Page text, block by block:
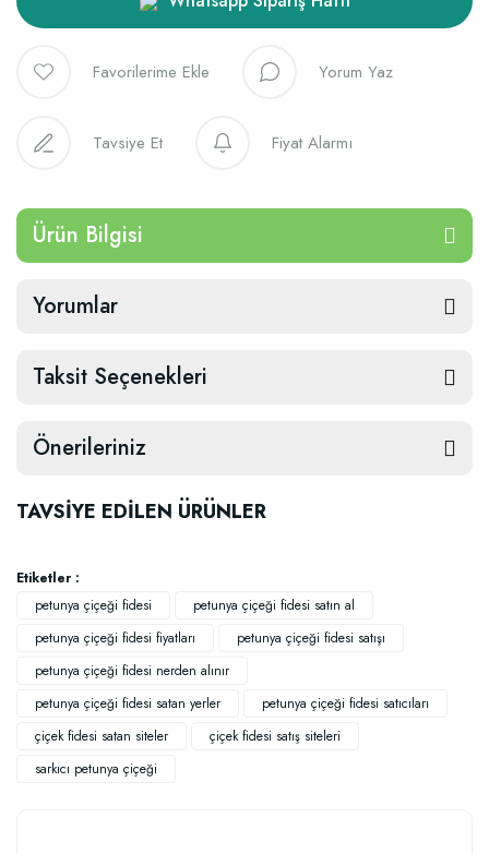
Yorum Yaz
Tavsiye Et Fiyat Alarmı
Ürün Bilgisi
Yorumlar
Taksit Seçenekleri
Önerileriniz
TAVSİYE EDİLEN ÜRÜNLER
Etiketler :
petunya çiçeği fidesi
petunya çiçeği fidesi satın al
petunya çiçeği fidesi fiyatları
petunya çiçeği fidesi satışı
petunya çiçeği fidesi nerden alınır
petunya çiçeği fidesi satan yerler
petunya çiçeği fidesi satıcıları
çiçek fidesi satan siteler
çiçek fidesi satış siteleri
sarkıcı petunya çiçeği